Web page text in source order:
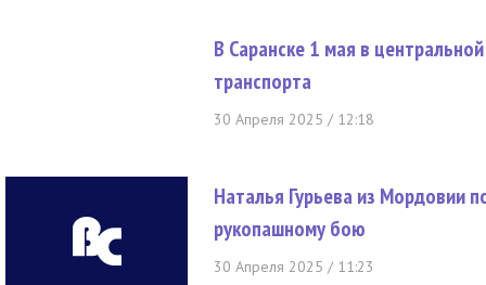
В Саранске 1 мая в
транспорта
30 Апреля 2025 / 12:18
Наталья Гурьева из Мордовии
рукопашному бою
30 Апреля 2025 / 11:23